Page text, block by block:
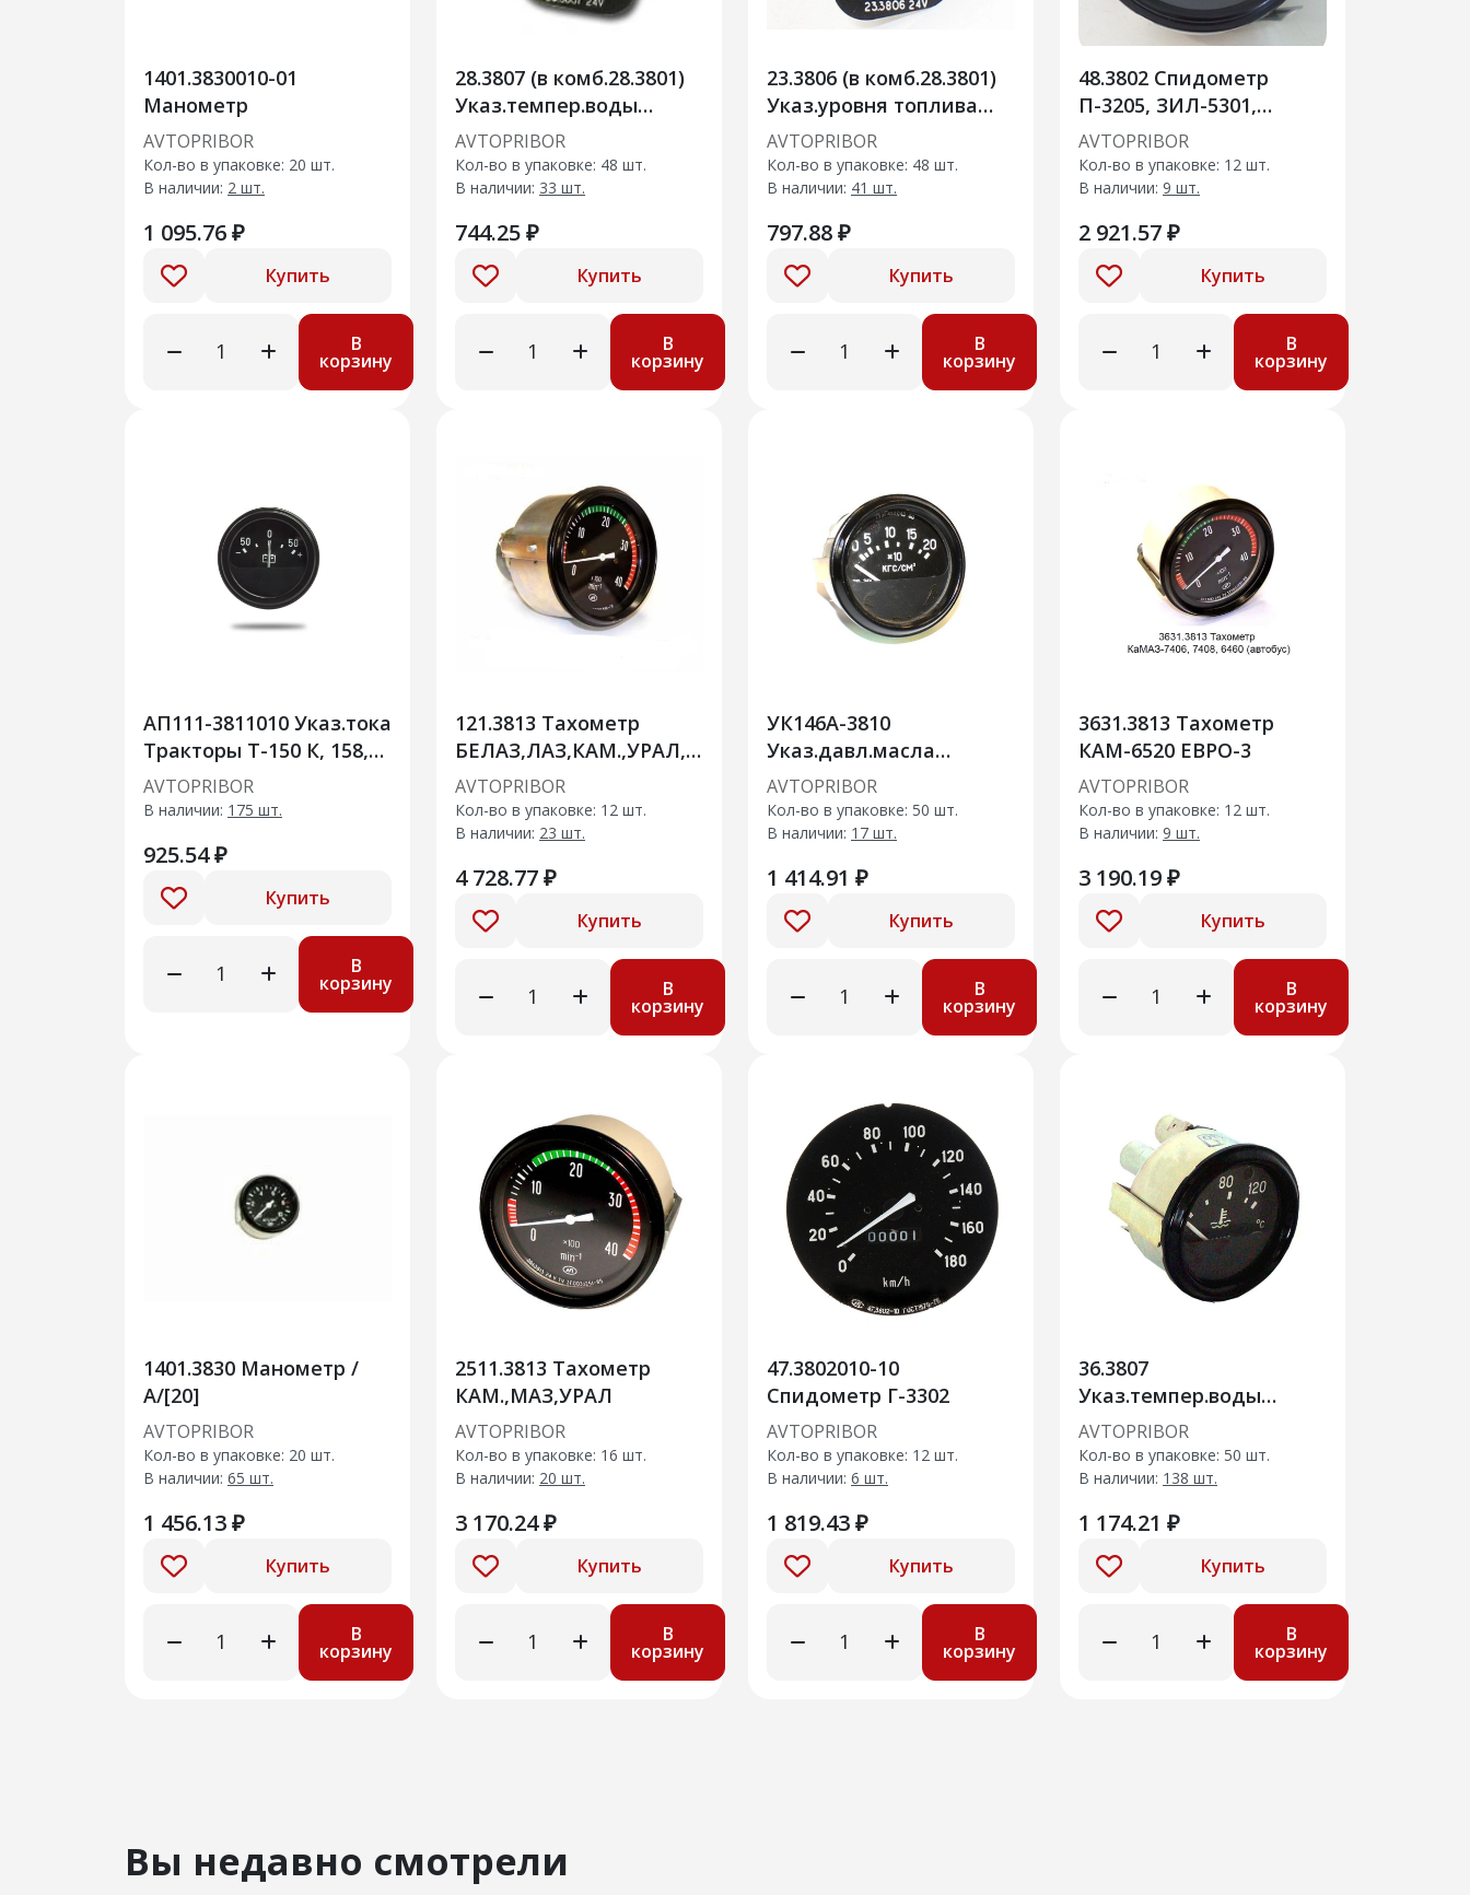
1401.3830010-01
Манометр
AVTOPRIBOR
Кол-во в упаковке: 20 шт.
В наличии: 2 шт.
1 095.76 ₽
Купить
В
корзину
28.3807 (в комб.28.3801)
Указ.темпер.воды
КАМ.,МАЗ 24В
AVTOPRIBOR
Кол-во в упаковке: 48 шт.
В наличии: 33 шт.
744.25 ₽
Купить
В
корзину
23.3806 (в комб.28.3801)
Указ.уровня топлива
КАМ.,МАЗ 24В
AVTOPRIBOR
Кол-во в упаковке: 48 шт.
В наличии: 41 шт.
797.88 ₽
Купить
В
корзину
48.3802 Спидометр
П-3205, ЗИЛ-5301,
433710
AVTOPRIBOR
Кол-во в упаковке: 12 шт.
В наличии: 9 шт.
2 921.57 ₽
Купить
В
корзину
АП111-3811010 Указ.тока
Тракторы Т-150 К, 158,
ДТ-175С, 75 У, Т-130 МГ,
ПАЗ-672, ГАЗ-71, 66-01,
AVTOPRIBOR
В наличии: 175 шт.
925.54 ₽
Купить
В
корзину
121.3813 Тахометр
БЕЛАЗ,ЛАЗ,КАМ.,УРАЛ,Г,спец.авто
24В (электронный)
AVTOPRIBOR
Кол-во в упаковке: 12 шт.
В наличии: 23 шт.
4 728.77 ₽
Купить
В
корзину
УК146А-3810
Указ.давл.масла
Трактор ХТЗ,МТЗ
AVTOPRIBOR
Кол-во в упаковке: 50 шт.
В наличии: 17 шт.
1 414.91 ₽
Купить
В
корзину
3631.3813 Тахометр
КАМ-6520 EВРО-3
AVTOPRIBOR
Кол-во в упаковке: 12 шт.
В наличии: 9 шт.
3 190.19 ₽
Купить
В
корзину
1401.3830 Манометр /
А/[20]
AVTOPRIBOR
Кол-во в упаковке: 20 шт.
В наличии: 65 шт.
1 456.13 ₽
Купить
В
корзину
2511.3813 Тахометр
КАМ.,МАЗ,УРАЛ
AVTOPRIBOR
Кол-во в упаковке: 16 шт.
В наличии: 20 шт.
3 170.24 ₽
Купить
В
корзину
47.3802010-10
Спидометр Г-3302
AVTOPRIBOR
Кол-во в упаковке: 12 шт.
В наличии: 6 шт.
1 819.43 ₽
Купить
В
корзину
36.3807
Указ.темпер.воды
КАМ.,МАЗ 24В
AVTOPRIBOR
Кол-во в упаковке: 50 шт.
В наличии: 138 шт.
1 174.21 ₽
Купить
В
корзину
Вы недавно смотрели